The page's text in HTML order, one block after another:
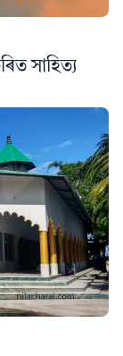
সাহিত্য